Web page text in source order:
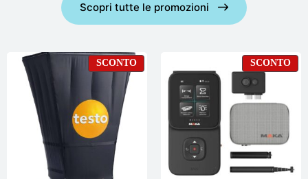
Scopri tutte le promozioni
SCONTOPRODOTTO
IN
OFFERTA
SCONTO
IN